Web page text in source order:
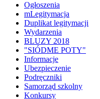
Ogłoszenia
mLegitymacja
Duplikat legitymacji
Wydarzenia
BLUZY 2018
"SIÓDME POTY"
Informacje
Ubezpieczenie
Podręczniki
Samorząd szkolny
Konkursy